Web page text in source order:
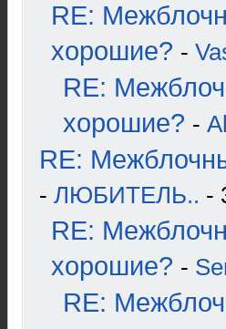
RE:
хорошие? -
RE:
хорошие? -
RE:
- ЛЮБИТЕЛЬ.. -
RE:
хорошие? -
RE: